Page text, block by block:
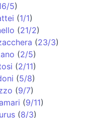
5)
(1/1)
(21/2)
(23/3)
(2/5)
(2/11)
(5/8)
(9/7)
(9/11)
(8/3)